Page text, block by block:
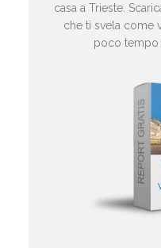
casa a Trieste.
che ti svela come
poco tempo